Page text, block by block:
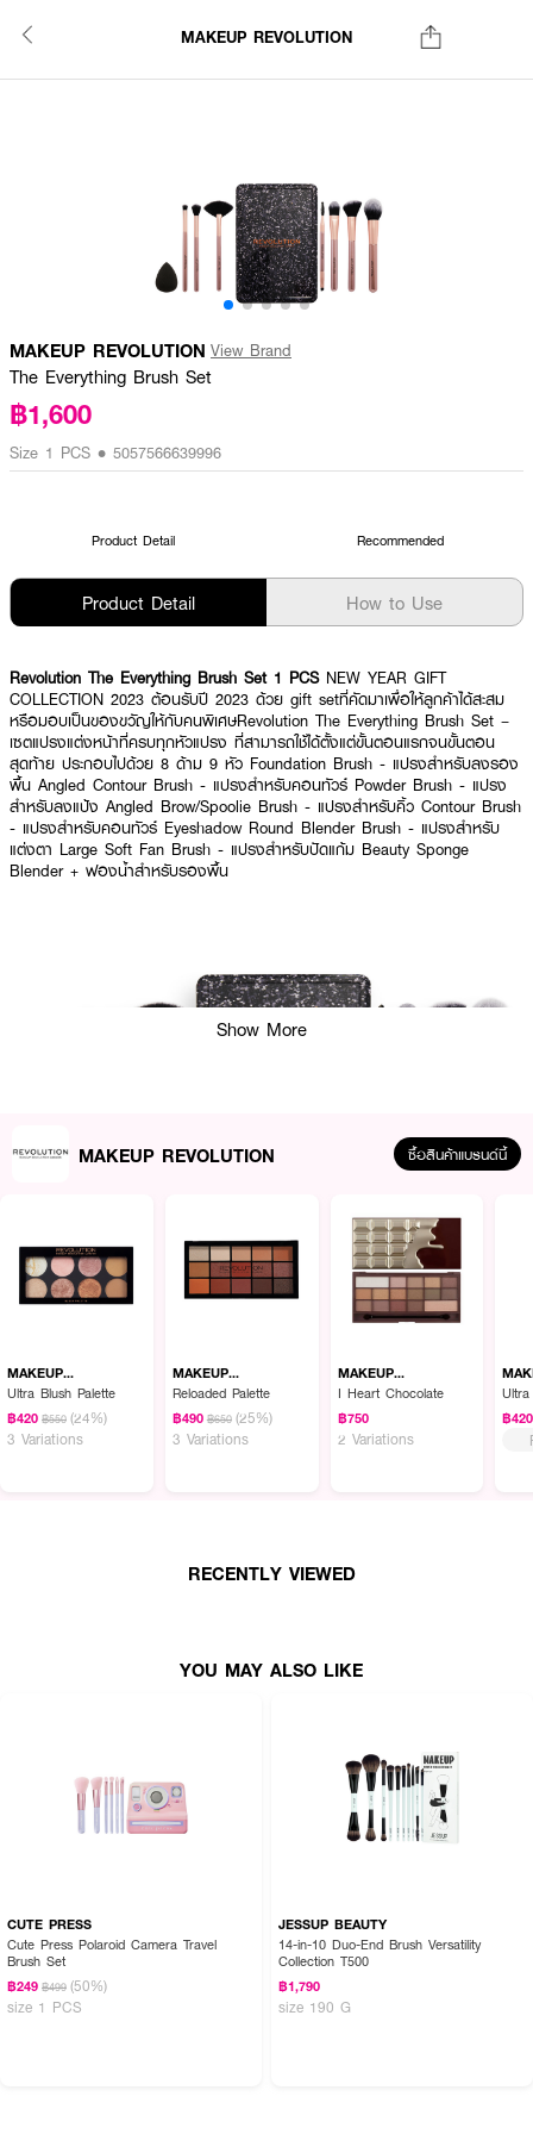
MAKEUP REVOLUTION
MAKEUP REVOLUTION View Brand
The Everything Brush Set
฿1,600
Size 1 PCS • 5057566639996
Product Detail Recommended
Product Detail How to Use
Revolution The Everything Brush Set 1 PCS NEW YEAR GIFT
COLLECTION 2023 ต้อนรับปี 2023 ด้วย gift setที่คัดมาเพื่อให้ลูกค้าได้สะสม
หรือมอบเป็นของขวัญให้กับคนพิเศษRevolution The Everything Brush Set –
เซตแปรงแต่งหน้าที่ครบทุกหัวแปรง ที่สามารถใช้ได้ตั้งแต่ขั้นตอนแรกจนขั้นตอน
สุดท้าย ประกอบไปด้วย 8 ด้าม 9 หัว Foundation Brush - แปรงสำหรับลงรอง
พื้น Angled Contour Brush - แปรงสำหรับคอนทัวร์ Powder Brush - แปรง
สำหรับลงแป้ง Angled Brow/Spoolie Brush - แปรงสำหรับคิ้ว Contour Brush
- แปรงสำหรับคอนทัวร์ Eyeshadow Round Blender Brush - แปรงสำหรับ
แต่งตา Large Soft Fan Brush - แปรงสำหรับปัดแก้ม Beauty Sponge
Blender + ฟองน้ำสำหรับรองพื้น
ผลลัพธ์ที่ได้ :
gift set ที่คัดมาเพื่อให้สะสม หรือ มอบเป็นของขวัญให้คนพิเศษ ประกอบไปด้วย
● Foundation Brush - แปรงสำหรับลงรองพื้น
● Angled Contour Brush - แปรงสำหรับคอนทัวร์
● Powder Brush - แปรงสำหรับลงแป้ง
Show More
MAKEUP REVOLUTION ซื้อสินค้าแบรนด์นี้
MAKEUP
REVOLUTION
Ultra Blush Palette
฿420 ฿550 (24%)
3 Variations
MAKEUP
REVOLUTION
Reloaded Palette
฿490 ฿650 (25%)
3 Variations
MAKEUP
REVOLUTION
I Heart Chocolate
฿750
2 Variations
฿420
RECENTLY VIEWED
YOU MAY ALSO LIKE
CUTE PRESS
Cute Press Polaroid Camera Travel
Brush Set
฿249 ฿499 (50%)
size 1 PCS
JESSUP BEAUTY
14-in-10 Duo-End Brush Versatility
Collection T500
฿1,790
size 190 G